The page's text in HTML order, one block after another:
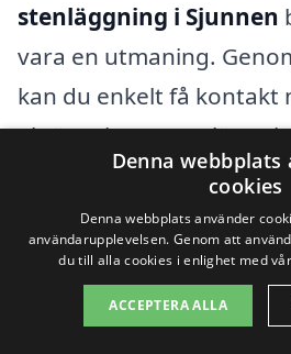
stenläggning i Sjunnen
vara en utmaning.
kan du enkelt få kontakt
aktörer inom
närområde. Du kan
offertförslag och
priser och kvalité.
stenläggning du
att hitta den rätta
Denna webbplats
cookies
Denna webbplats använder
användarupplevelsen. Genom att
du till alla cookies i enlighet med
ACCEPTERA ALLA